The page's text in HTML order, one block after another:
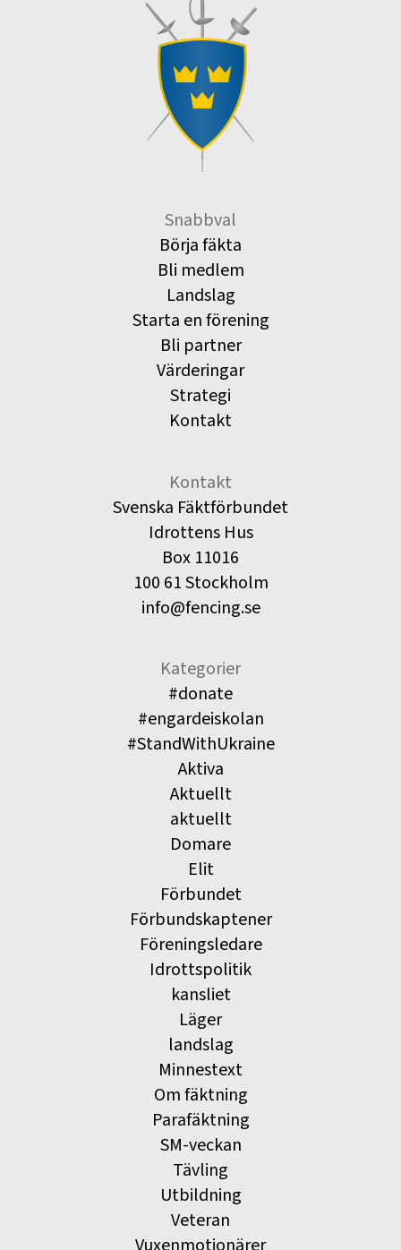
Snabbval
Börja fäkta
Bli medlem
Landslag
Starta en förening
Bli partner
Värderingar
Strategi
Kontakt
Kontakt
Svenska Fäktförbundet
Idrottens Hus
Box 11016
100 61 Stockholm
info@fencing.se
Kategorier
#donate
#engardeiskolan
#StandWithUkraine
Aktiva
Aktuellt
aktuellt
Domare
Elit
Förbundet
Förbundskaptener
Föreningsledare
Idrottspolitik
kansliet
Läger
landslag
Minnestext
Om fäktning
Parafäktning
SM-veckan
Tävling
Utbildning
Veteran